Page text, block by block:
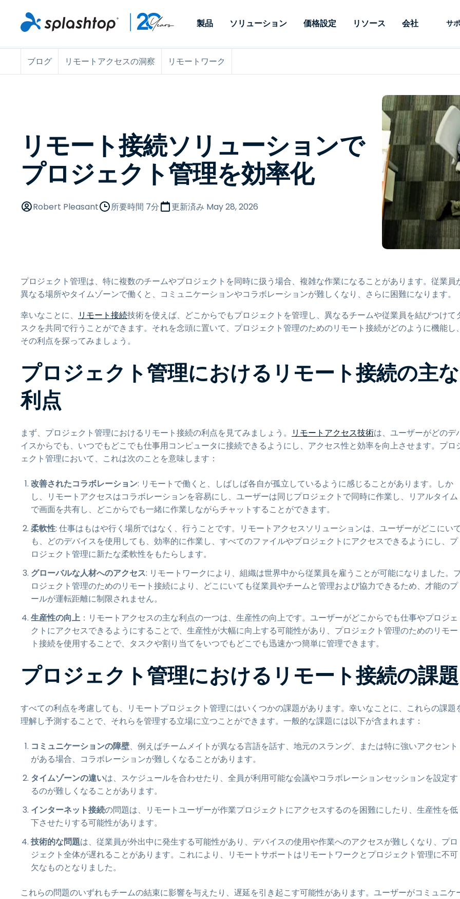
製品
Remote Access Remote Support
用できます。オンプレミス
オプションが利用可能で
す。
用、自動化、完全な可視性
と制御を提供し、ITプロフ
ェッショナルがデバイスを
リモートで監視、管理、保
護できるようにします。
レードのリモ
とリモートサ
プレミスオプ
可能です。
ソリューション
役割別
MSP
OEM
リスクとコンプライアンス
RDP/VPNの代替製品
VDI/DaaSの代替製品
オンプレミス展開
エンドポイントセキュリティ
すべてのニーズについて詳し
く
メディア
ント
医療
小売り
政府およ
アーキテ
財務・会計
すべての
価格設定 リソース
ユースケース別
リモート学習
すべてのユースケースを見る
データシート
デモ動画
ウェビナー
メディア
ント
MSP
小売り
テクノロ
すべての
会社
会社
お問い合わせ
顧客
サ
システム
ブログ リモートアクセスの洞察 リモートワーク
リモート接続ソリューションで
プロジェクト管理を効率化
Robert Pleasant 所要時間 7分 更新済み May 28, 2026
プロジェクト管理は、特に複数のチームやプロジェクトを同時に扱う場合、複雑な作業になることがあります。従業員
異なる場所やタイムゾーンで働くと、コミュニケーションやコラボレーションが難しくなり、さらに困難になります。
幸いなことに、
リモート接続技術を使えば、どこからでもプロジェクトを管理し、異なるチームや従業員を結びつけて
スクを共同で行うことができます。それを念頭に置いて、プロジェクト管理のためのリモート接続がどのように機能し、
その利点を探ってみましょう。
プロジェクト管理におけるリモート接続の主な
利点
まず、プロジェクト管理におけるリモート接続の利点を見てみましょう。 リモートアクセス技術は、ユーザーがどのデ
イスからでも、いつでもどこでも仕事用コンピュータに接続できるようにし、アクセス性と効率を向上させます。プロ
ェクト管理において、これは次のことを意味します：
改善されたコラボレーション: リモートで働くと、しばしば各自が孤立しているように感じることがあります。しか
し、リモートアクセスはコラボレーションを容易にし、ユーザーは同じプロジェクトで同時に作業し、リアルタイム
で画面を共有し、どこからでも一緒に作業しながらチャットすることができます。
柔軟性: 仕事はもはや行く場所ではなく、行うことです。リモートアクセスソリューションは、ユーザーがどこにいて
も、どのデバイスを使用しても、効率的に作業し、すべてのファイルやプロジェクトにアクセスできるようにし、プ
ロジェクト管理に新たな柔軟性をもたらします。
グローバルな人材へのアクセス: リモートワークにより、組織は世界中から従業員を雇うことが可能になりました。
ロジェクト管理のためのリモート接続により、どこにいても従業員やチームと管理および協力できるため、才能のプ
ールが運転距離に制限されません。
生産性の向上 ：リモートアクセスの主な利点の一つは、生産性の向上です。ユーザーがどこからでも仕事やプロジェ
クトにアクセスできるようにすることで、生産性が大幅に向上する可能性があり、プロジェクト管理のためのリモー
ト接続を使用することで、タスクや割り当てをいつでもどこでも迅速かつ簡単に管理できます。
プロジェクト管理におけるリモート接続の課題
すべての利点を考慮しても、リモートプロジェクト管理にはいくつかの課題があります。幸いなことに、これらの課題
理解し予測することで、それらを管理する立場に立つことができます。一般的な課題には以下が含まれます：
コミュニケーションの障壁、例えばチームメイトが異なる言語を話す、地元のスラング、または特に強いアクセント
がある場合、コラボレーションが難しくなることがあります。
タイムゾーンの違いは、スケジュールを合わせたり、全員が利用可能な会議やコラボレーションセッションを設定す
るのが難しくなることがあります。
インターネット接続の問題は、リモートユーザーが作業プロジェクトにアクセスするのを困難にしたり、生産性を低
下させたりする可能性があります。
技術的な問題は、従業員が外出中に発生する可能性があり、デバイスの使用や作業へのアクセスが難しくなり、プロ
ジェクト全体が遅れることがあります。これにより、リモートサポートはリモートワークとプロジェクト管理に不可
欠なものとなりました。
これらの問題のいずれもチームの結束に影響を与えたり、遅延を引き起こす可能性があります。ユーザーがコミュニケ